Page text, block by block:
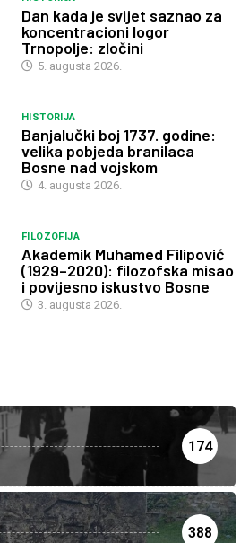
Dan kada je svijet saznao za
koncentracioni logor
Trnopolje: zločini
5. augusta 2026.
HISTORIJA
Banjalučki boj 1737. godine:
velika pobjeda branilaca
Bosne nad vojskom
4. augusta 2026.
FILOZOFIJA
Akademik Muhamed Filipović
(1929–2020): filozofska misao
i povijesno iskustvo Bosne
3. augusta 2026.
174
388